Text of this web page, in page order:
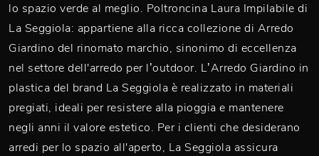
lo spazio verde al meglio. Poltroncina Laura Impilabile di
La Seggiola: appartiene alla ricca collezione di Arredo
Giardino del rinomato marchio, sinonimo di eccellenza
nel settore dell'arredo per l’outdoor. L’Arredo Giardino in
plastica del brand La Seggiola è realizzato in materiali
pregiati, ideali per resistere alla pioggia e mantenere
negli anni il valore estetico. Per i clienti che desiderano
arredi per lo spazio all'aperto, La Seggiola assicura